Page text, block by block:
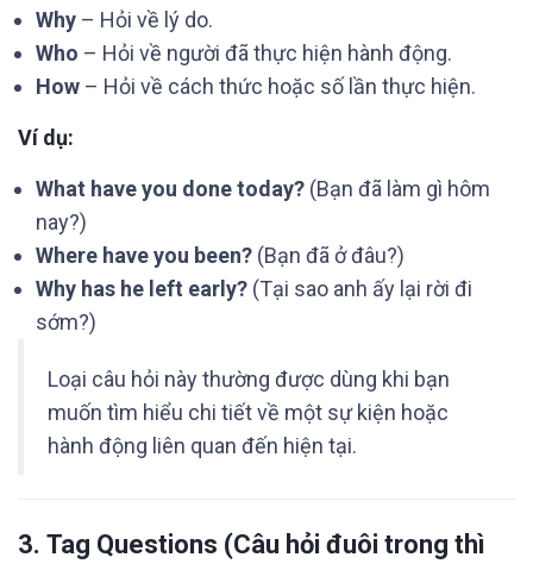
Why – Hỏi về lý do.
Who – Hỏi về người đã thực hiện hành động.
How – Hỏi về cách thức hoặc số lần thực hiện.
Ví dụ:
What have you done today? (Bạn đã làm gì hôm
nay?)
Where have you been? (Bạn đã ở đâu?)
Why has he left early? (Tại sao anh ấy lại rời đi
sớm?)
Loại câu hỏi này thường được dùng khi bạn
muốn tìm hiểu chi tiết về một sự kiện hoặc
hành động liên quan đến hiện tại.
3. Tag Questions (Câu hỏi đuôi trong thì